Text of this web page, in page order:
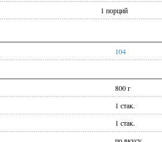
1 порций
104
800 г
1 стак.
1 стак.